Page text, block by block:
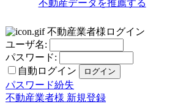
不動産データを推薦する
不動産業者様ログイン
ユーザ名:
パスワード:
自動ログイン
パスワード紛失
不動産業者様 新規登録